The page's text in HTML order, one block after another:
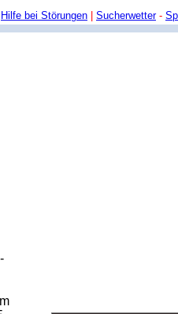
Hilfe bei Störungen Sucherwetter-